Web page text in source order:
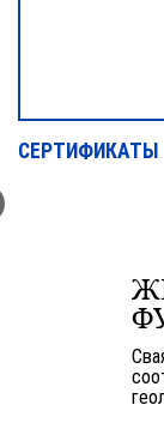
СЕРТИФИКАТЫ